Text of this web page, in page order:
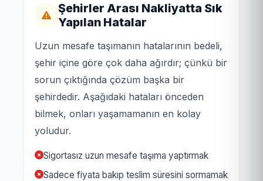
Şehirler Arası Nakliyatta Sık
Yapılan Hatalar
Uzun mesafe taşımanın hatalarının bedeli,
şehir içine göre çok daha ağırdır; çünkü bir
sorun çıktığında çözüm başka bir
şehirdedir. Aşağıdaki hataları önceden
bilmek, onları yaşamamanın en kolay
yoludur.
Sigortasız uzun mesafe taşıma yaptırmak
Sadece fiyata bakıp teslim süresini sormamak